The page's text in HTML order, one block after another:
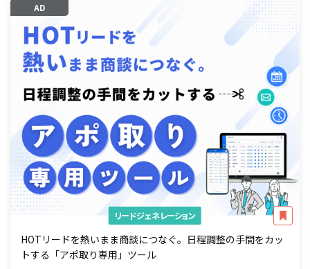
AD
リードジェネレーション
HOTリードを熱いまま商談につなぐ。日程調整の手間をカッ
トする「アポ取り専用」ツール